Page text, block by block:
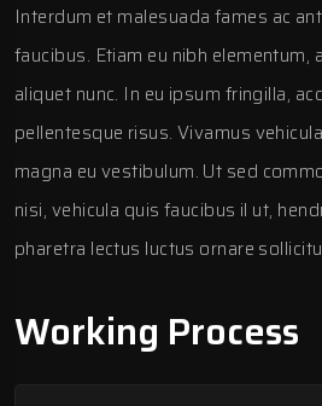
Interdum et malesuada fames ac
faucibus. Etiam eu nibh elementum,
aliquet nunc. In eu ipsum fringilla,
pellentesque risus. Vivamus
magna eu vestibulum. Ut sed
nisi, vehicula quis faucibus il ut,
pharetra lectus luctus ornare
Working Process